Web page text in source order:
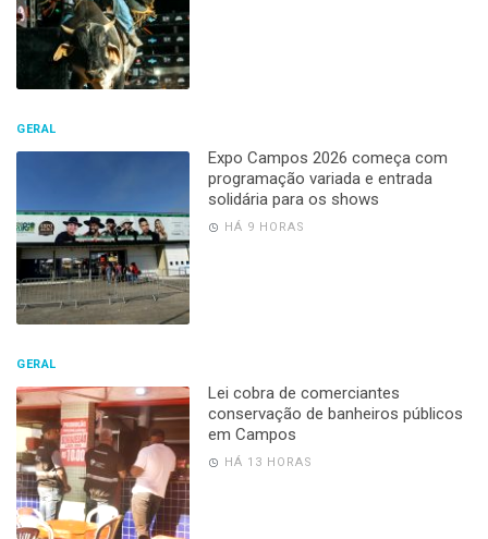
GERAL
Expo Campos 2026 começa com
programação variada e entrada
solidária para os shows
HÁ 9 HORAS
GERAL
Lei cobra de comerciantes
conservação de banheiros públicos
em Campos
HÁ 13 HORAS